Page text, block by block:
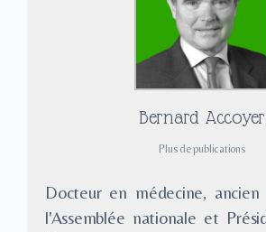
Bernard Accoyer
Plus de publications
Docteur en médecine,
l'Assemblée nationale et